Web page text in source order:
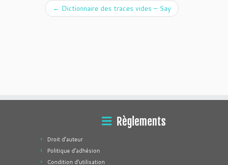
← Dictionnaire des traces vides – Say
Règlements
Droit d’auteur
Politique d’adhésion
Condition d’utilisation